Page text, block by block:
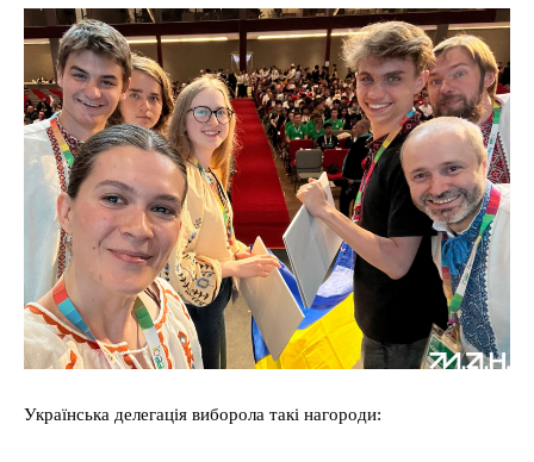
Українська делегація виборола такі нагороди: